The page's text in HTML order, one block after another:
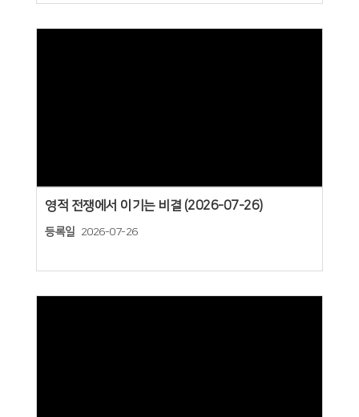
영적 전쟁에서 이기는 비결 (2026-07-26)
등록일 2026-07-26